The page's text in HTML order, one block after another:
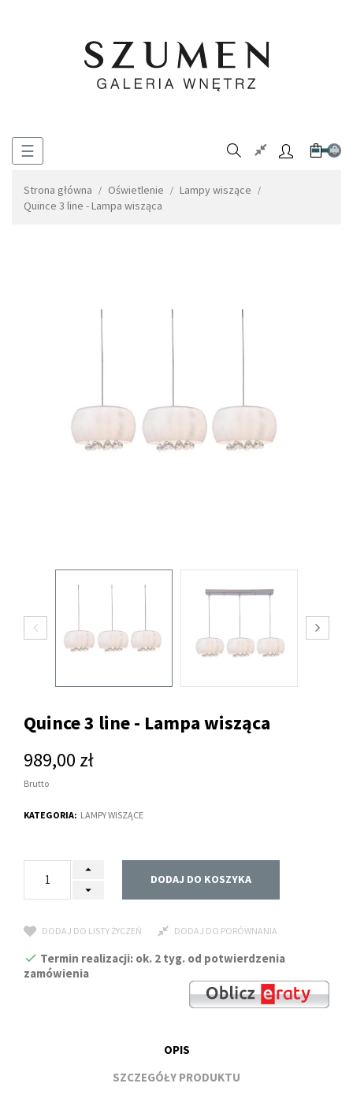
Toggle
☰ 0
Strona główna Oświetlenie
Lampy wiszące
Quince 3 line - Lampa wisząca
Quince 3 line - Lampa wisząca
989,00 zł
Brutto
KATEGORIA: LAMPY WISZĄCE
DODAJ DO KOSZYKA
DODAJ DO LISTY ŻYCZEŃ DODAJ DO PORÓWNANIA
Termin realizacji: ok. 2 tyg. od potwierdzenia
zamówienia
OPIS
SZCZEGÓŁY PRODUKTU